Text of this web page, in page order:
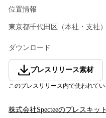
位置情報
東京都千代田区 （本社・支社 ）
ダウンロード
プレスリリース素材
このプレスリリース内で使われて
株式会社Specteeのプレスキッ